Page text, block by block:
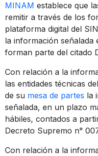
MINAM establece que
remitir a través de los
plataforma digital del
la información señalada
forman parte del citado
Con relación a la
las entidades técnicas
de su mesa de partes la
señalada, en un plazo
hábiles, contados a
Decreto Supremo n°
Con relación a la